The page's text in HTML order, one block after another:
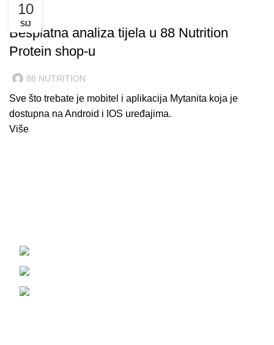
10
SIJ
TRENING
Besplatna analiza tijela u 88 Nutrition
Protein shop-u
88 NUTRITION
Sve što trebate je mobitel i aplikacija Mytanita koja je
dostupna na Android i IOS uređajima.
Više